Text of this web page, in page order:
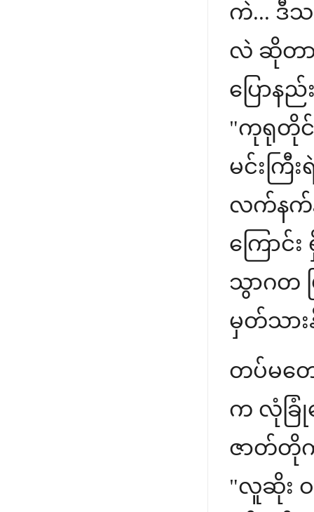
ကဲ... ဒီ
လဲ ဆိုတာကို
ပြောနည်
"ကုရုတိုင်
မင်းကြီ
လက်နက်
ကြောင်
သွာဂတ ပ
မှတ်သား
တပ်မတ
က လုံခြုံရ
ဇာတ်တို
"လူဆိုး